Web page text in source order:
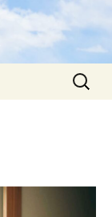
Suchen
nach: